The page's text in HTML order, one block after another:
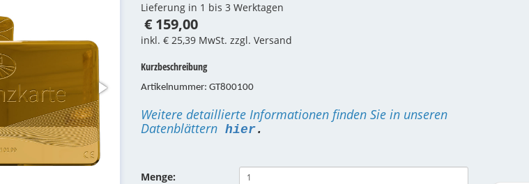
Lieferung in 1 bis 3 Werktagen
€ 159,00
inkl. € 25,39 MwSt. zzgl. Versand
Kurzbeschreibung
Artikelnummer: GT800100
Weitere detaillierte Informationen finden Sie in unseren
Datenblättern hier.
Menge: